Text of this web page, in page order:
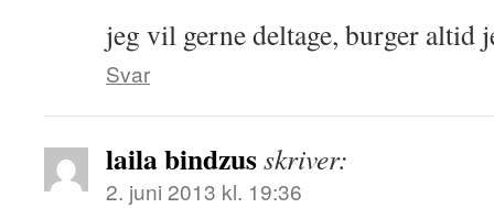
jeg vil gerne deltage, burger altid
Svar
laila bindzusskriver:
2. juni 2013 kl. 19:36